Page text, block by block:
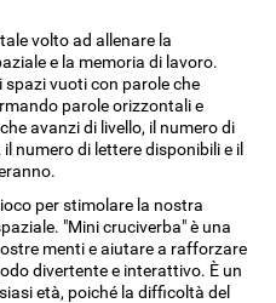
volto ad allenare la
e la memoria di lavoro.
spazi vuoti con parole che
parole orizzontali e
avanzi di livello, il numero di
numero di lettere disponibili e il
per stimolare la nostra
"Mini cruciverba" è una
menti e aiutare a rafforzare
divertente e interattivo. È un
età, poiché la difficoltà del